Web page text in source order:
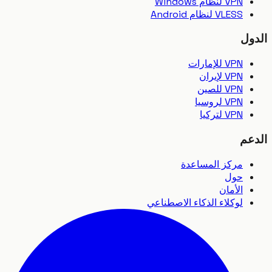
VLESS لنظام Android
VPN للإمارات
VPN لإيران
VPN للصين
VPN لروسيا
VPN لتركيا
مركز المساعدة
حول
الأمان
لوكلاء الذكاء الاصطناعي